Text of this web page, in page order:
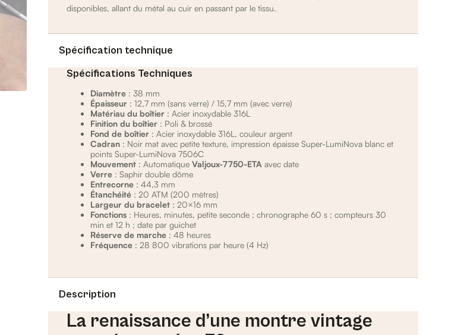
disponibles, allant du métal au cuir en passant par le tissu.
Spécification technique
Spécifications Techniques
Diamètre : 38 mm
Épaisseur : 12,7 mm (sans verre) / 15,7 mm (avec verre)
Matériau du boîtier : Acier inoxydable 316L
Finition du boîtier : Poli & brossé
Fond de boîtier : Acier inoxydable 316L, couleur argent
Cadran : Noir mat avec petite texture, impression épaisse Super-LumiNova blanc et
points Super-LumiNova 7506C
Mouvement : AutomatiqueValjoux-7750-ETA avec date
Verre : Saphir double dôme
Entrecorne : 44,3 mm
Étanchéité : 20 ATM (200 mètres)
Largeur du bracelet : 20×16 mm
Fonctions : Heures, minutes, petite seconde ; chronographe 60 s ; compteurs 30
min et 12 h ; date par guichet
Réserve de marche : 48 heures
Fréquence : 28 800 vibrations par heure (4 Hz)
Description
La renaissance d’une montre vintage